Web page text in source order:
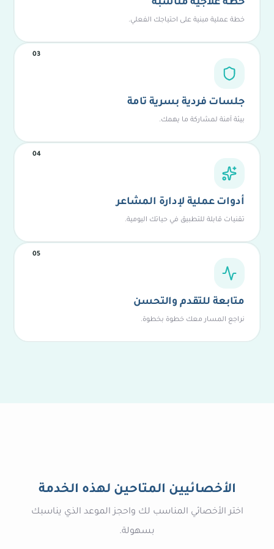
خطة علاجية مناسبة
خطة عملية مبنية على احتياجك الفعلي.
جلسات فردية بسرية تامة
بيئة آمنة لمشاركة ما يهمك.
03
أدوات عملية لإدارة المشاعر
تقنيات قابلة للتطبيق في حياتك اليومية.
04
متابعة للتقدم والتحسن
نراجع المسار معك خطوة بخطوة.
05
الأخصائيين المتاحين لهذه الخدمة
اختر الأخصائي المناسب لك واحجز الموعد الذي يناسبك
بسهولة.